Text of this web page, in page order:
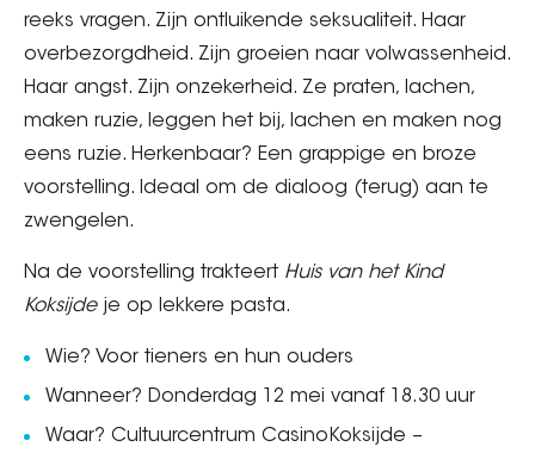
reeks vragen. Zijn ontluikende seksualiteit. Haar
overbezorgdheid. Zijn groeien naar volwassenheid.
Haar angst. Zijn onzekerheid. Ze praten, lachen,
maken ruzie, leggen het bij, lachen en maken nog
eens ruzie. Herkenbaar? Een grappige en broze
voorstelling. Ideaal om de dialoog (terug) aan te
zwengelen.
Na de voorstelling trakteert Huis van het Kind
Koksijdeje op lekkere pasta.
Wie? Voor tieners en hun ouders
Wanneer? Donderdag 12 mei vanaf 18.30 uur
Waar? Cultuurcentrum CasinoKoksijde –